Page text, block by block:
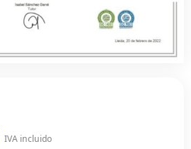
IVA incluido